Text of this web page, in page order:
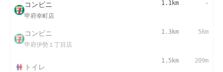
コンビニ
甲府幸町店
1.1km -
コンビニ
甲府伊勢１丁目店
1.3km 56m
トイレ
1.5km 209m